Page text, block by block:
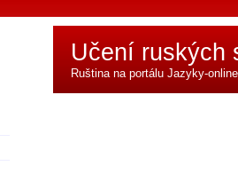
Učení ruských
Ruština na portálu Jazyky-